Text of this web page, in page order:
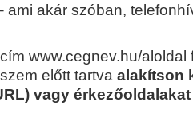
ami akár szóban,
www.cegnev.hu/aloldal
előtt tartva alakítson
vagy